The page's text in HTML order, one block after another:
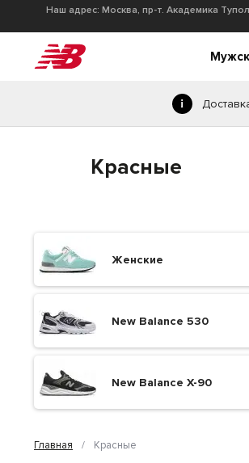
Наш адрес: Москва, пр-т. Академика
Красные
Женские
New Balance 530
New Balance X-90
Главная / Красные